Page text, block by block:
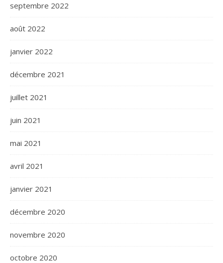
septembre 2022
août 2022
janvier 2022
décembre 2021
juillet 2021
juin 2021
mai 2021
avril 2021
janvier 2021
décembre 2020
novembre 2020
octobre 2020